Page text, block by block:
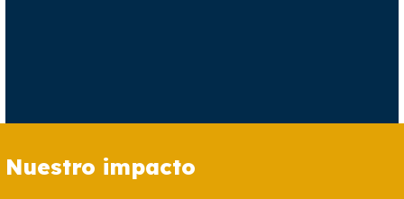
Nuestro impacto